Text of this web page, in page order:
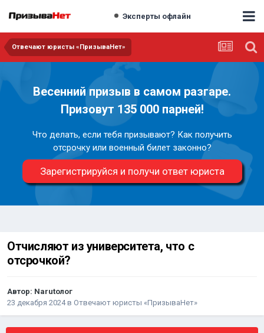
Эксперты офлайн
Отвечают юристы «ПризываНет»
Весенний призыв в самом разгаре.
Призовут 135 000 парней!
Что делать, если тебя призывают? Как получить
отсрочку или военный билет законно?
Зарегистрируйся и получи ответ юриста
Отчисляют из университета, что с
отсрочкой?
Автор: Narutoлог
23 декабря 2024в Отвечают юристы «ПризываНет»